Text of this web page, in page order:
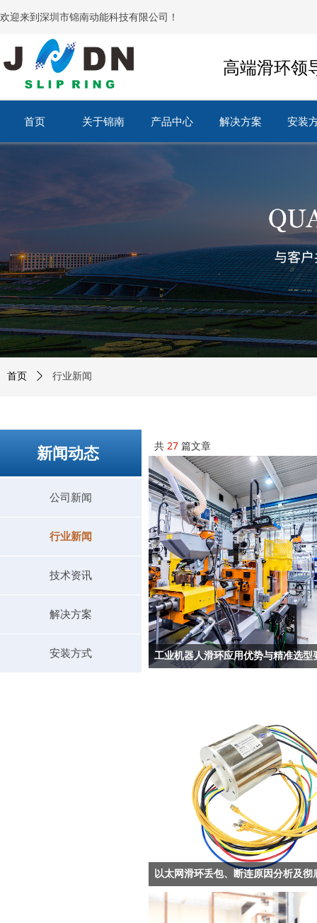
首页 关于锦南 产品中心
产品中心
解决方案 安装
高端滑环领
欢迎来到深圳市锦南动能科技有限公司！
首页 ꄲ 行业新闻
新闻动态
公司新闻
行业新闻
技术资讯
解决方案
安装方式
共 27 篇文章
工业机器人滑环应用优势与精准选型
随着工业智能化升级，越来越多的自动化
监控云台、智能检测设备、机器人开始使